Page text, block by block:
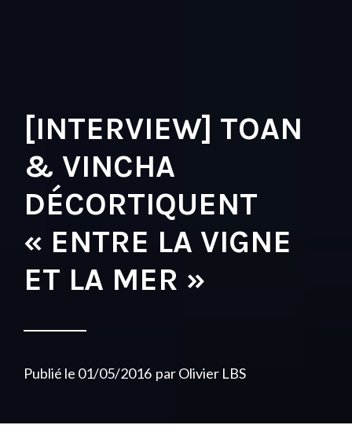
[INTERVIEW] TOAN
& VINCHA
DÉCORTIQUENT
« ENTRE LA VIGNE
ET LA MER »
Publié le 01/05/2016 parOlivier LBS